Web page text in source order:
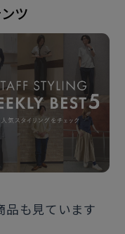
合わせ
ツ
品も見ています